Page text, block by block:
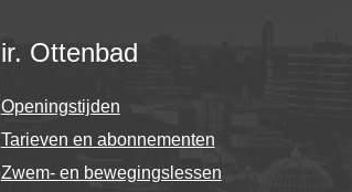
ir. Ottenbad
Openingstijden
Tarieven en abonnementen
Zwem- en bewegingslessen